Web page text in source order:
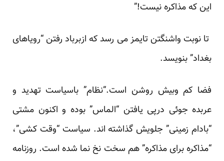
این که مذاکره نیست!”
تا نوبت واشنگتن تایمز می رسد که ازبرباد رفتن “رویاهای
بغداد” بنویسد.
فضا کم وبیش روشن است.“نظام” باسیاست تهدید و
عربده جوئی درپی یافتن “الماس” بوده و اکنون مشتی
“بادام زمینی” جلویش گذاشته اند. سیاست “وقت کشی”،
“مذاکره برای مذاکره” هم سخت نخ نما شده است. روزنامه